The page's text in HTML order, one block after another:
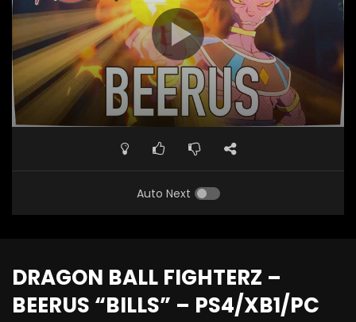
Auto Next
DRAGON BALL FIGHTERZ –
BEERUS “BILLS” – PS4/XB1/PC